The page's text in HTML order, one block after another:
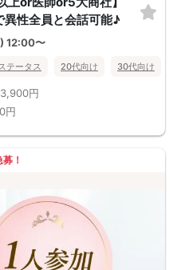
異性全員と会話可能♪
12:00〜
テータス 20代向け 30代向け
3,900円
円
！